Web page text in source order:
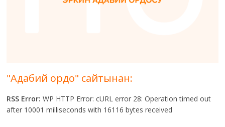
"Адабий ордо" сайтынан:
RSS Error: WP HTTP Error: cURL error 28: Operation timed out
after 10001 milliseconds with 16116 bytes received